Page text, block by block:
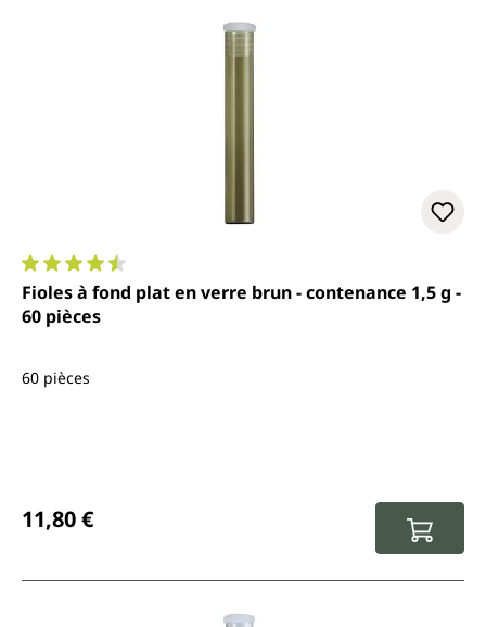
Note moyenne de 4.4 sur 5 étoiles
Fioles à fond plat en verre brun - contenance 1,5 g -
60 pièces
60 pièces
11,80 €